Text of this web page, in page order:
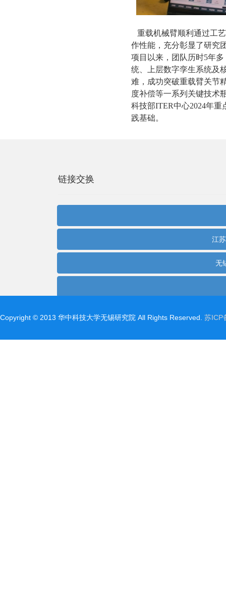
重载机械臂顺利通过工
作性能，充分彰显了研究
项目以来，团队历时5年
统、上层数字孪生系统及
难，成功突破重载臂关节
度补偿等一系列关键技术
科技部ITER中心2024年
践基础。
Copyright©2013华中科技大学无锡研究院AllRightsReserved. 苏ICP